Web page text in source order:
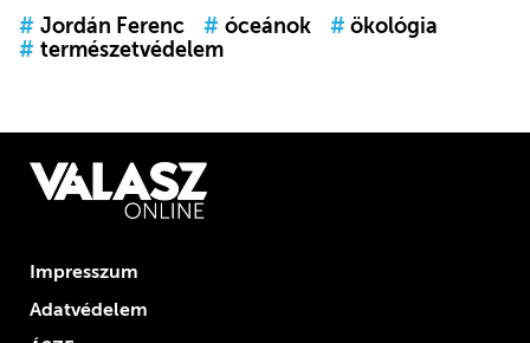
# Jordán Ferenc # óceánok # ökológia
# természetvédelem
Impresszum
Adatvédelem